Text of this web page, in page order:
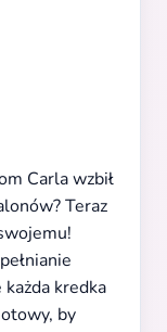
Carla wzbił
Teraz
kredka
by